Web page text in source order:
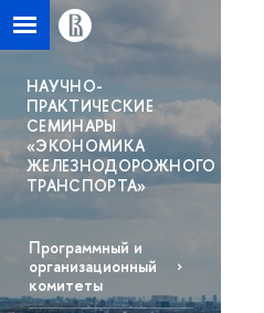
НАУЧНО-
ПРАКТИЧЕСКИЕ
СЕМИНАРЫ
«ЭКОНОМИКА
ЖЕЛЕЗНОДОРОЖНОГО
ТРАНСПОРТА»
Программный и
организационный
комитеты